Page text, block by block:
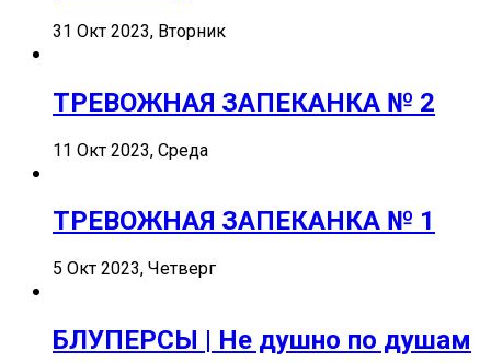
31 Окт 2023, Вторник
ТРЕВОЖНАЯ ЗАПЕКАНКА № 2
11 Окт 2023, Среда
ТРЕВОЖНАЯ ЗАПЕКАНКА № 1
5 Окт 2023, Четверг
БЛУПЕРСЫ | Не душно по душам